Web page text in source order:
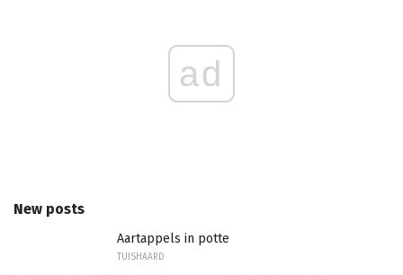
ad
New posts
Aartappels in potte
TUISHAARD